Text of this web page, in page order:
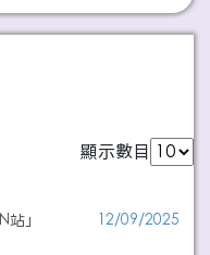
顯示數目
站」 12/09/2025